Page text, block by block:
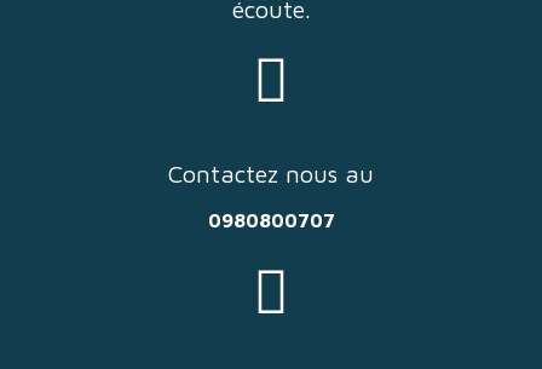
écoute.
Contactez nous au
0980800707